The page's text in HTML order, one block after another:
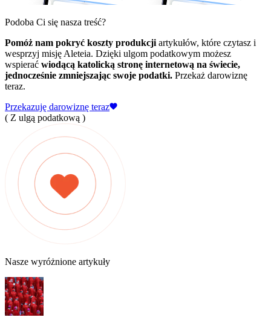
Podoba Ci się nasza treść?
Pomóż nam pokryć koszty produkcji artykułów, które czytasz i
wesprzyj misję Aleteia. Dzięki ulgom podatkowym możesz
wspierać wiodącą katolicką stronę internetową na świecie,
jednocześnie zmniejszając swoje podatki. Przekaż darowiznę
teraz.
Przekazuję darowiznę teraz
( Z ulgą podatkową )
Nasze wyróżnione artykuły